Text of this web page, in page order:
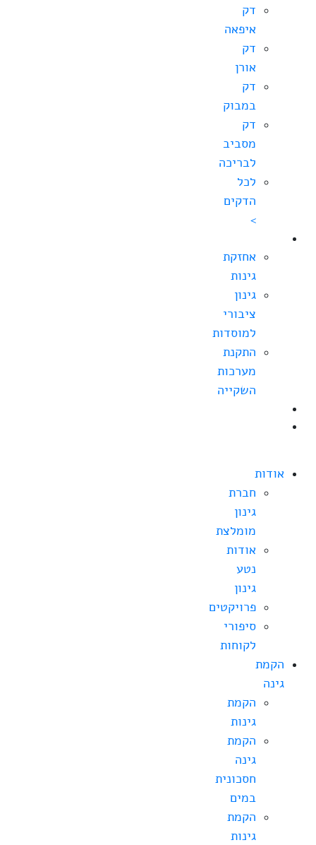
דק
איפאה
דק
אורן
דק
במבוק
דק
מסביב
לבריכה
לכל
הדקים
>
אחזקת
גינות
גינון
ציבורי
למוסדות
התקנת
מערכות
השקייה
אודות
חברת
גינון
מומלצת
אודות
נטע
גינון
פרויקטים
סיפורי
לקוחות
הקמת
גינה
הקמת
גינות
הקמת
גינה
חסכונית
במים
הקמת
גינות